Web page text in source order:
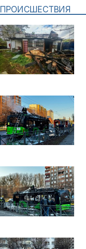
ПРОИСШЕСТВИЯ